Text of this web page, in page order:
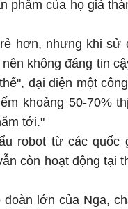
phẩm của họ giá
hơn, nhưng khi sử
không đáng tin
đại diện một
khoảng 50-70%
tới."
robot từ các quốc
còn hoạt động tại
lớn của Nga,